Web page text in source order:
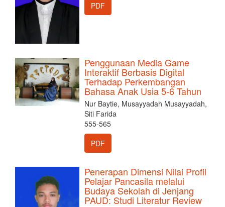
PDF
Penggunaan Media Game
Interaktif Berbasis Digital
Terhadap Perkembangan
Bahasa Anak Usia 5-6 Tahun
Nur Baytie, Musayyadah Musayyadah,
Siti Farida
555-565
PDF
Penerapan Dimensi Nilai Profil
Pelajar Pancasila melalui
Budaya Sekolah di Jenjang
PAUD: Studi Literatur Review